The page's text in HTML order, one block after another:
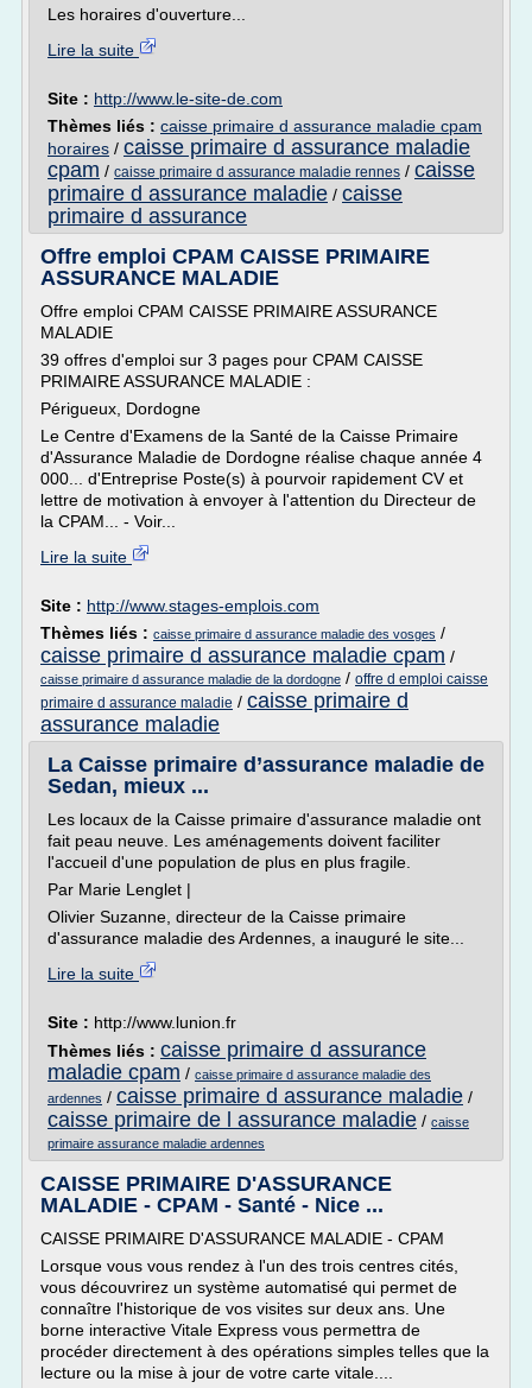
Les horaires d'ouverture...
Lire la suite
Site : http://www.le-site-de.com
Thèmes liés : caisse primaire d assurance maladie cpam
horaires / caisse primaire d assurance maladie
cpam / caisse primaire d assurance maladie rennes / caisse
primaire d assurance maladie / caisse
primaire d assurance
Offre emploi CPAM CAISSE PRIMAIRE
ASSURANCE MALADIE
Offre emploi CPAM CAISSE PRIMAIRE ASSURANCE
MALADIE
39 offres d'emploi sur 3 pages pour CPAM CAISSE
PRIMAIRE ASSURANCE MALADIE :
Périgueux, Dordogne
Le Centre d'Examens de la Santé de la Caisse Primaire
d'Assurance Maladie de Dordogne réalise chaque année 4
000... d'Entreprise Poste(s) à pourvoir rapidement CV et
lettre de motivation à envoyer à l'attention du Directeur de
la CPAM... - Voir...
Lire la suite
Site : http://www.stages-emplois.com
Thèmes liés : caisse primaire d assurance maladie des vosges /
caisse primaire d assurance maladie cpam /
caisse primaire d assurance maladie de la dordogne / offre d emploi caisse
primaire d assurance maladie / caisse primaire d
assurance maladie
La Caisse primaire d’assurance maladie de
Sedan, mieux ...
Les locaux de la Caisse primaire d'assurance maladie ont
fait peau neuve. Les aménagements doivent faciliter
l'accueil d'une population de plus en plus fragile.
Par Marie Lenglet |
Olivier Suzanne, directeur de la Caisse primaire
d'assurance maladie des Ardennes, a inauguré le site...
Lire la suite
Site : http://www.lunion.fr
Thèmes liés : caisse primaire d assurance
maladie cpam / caisse primaire d assurance maladie des
ardennes / caisse primaire d assurance maladie /
caisse primaire de l assurance maladie / caisse
primaire assurance maladie ardennes
CAISSE PRIMAIRE D'ASSURANCE
MALADIE - CPAM - Santé - Nice ...
CAISSE PRIMAIRE D'ASSURANCE MALADIE - CPAM
Lorsque vous vous rendez à l'un des trois centres cités,
vous découvrirez un système automatisé qui permet de
connaître l'historique de vos visites sur deux ans. Une
borne interactive Vitale Express vous permettra de
procéder directement à des opérations simples telles que la
lecture ou la mise à jour de votre carte vitale....